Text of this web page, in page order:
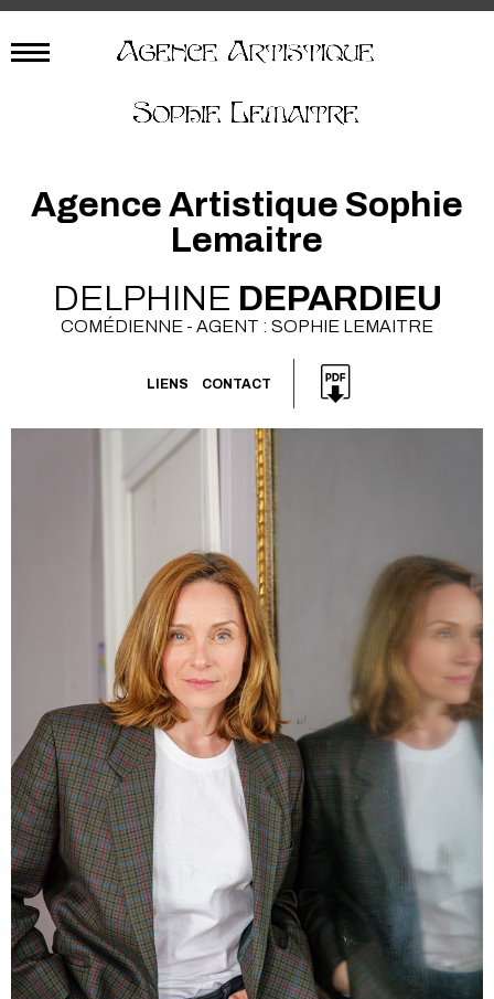
Agence Artistique Sophie
Lemaitre
DELPHINE DEPARDIEU
COMÉDIENNE - AGENT : SOPHIE LEMAITRE
LIENS CONTACT